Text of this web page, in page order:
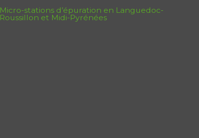
Micro-stations d’épuration en Languedoc-
Roussillon et Midi-Pyrénées